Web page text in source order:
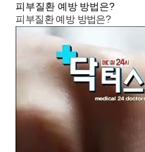
피부질환 예방 방법은?
피부질환 예방 방법은?